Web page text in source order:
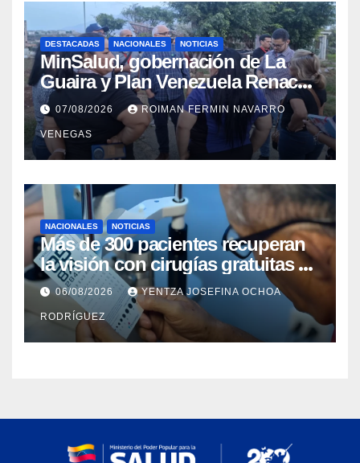
DESTACADAS NACIONALES NOTICIAS
MinSalud, gobernación de La
Guaira y Plan Venezuela Renace
iniciaron la rehabilitación integral
del Centro Psicofamiliar El Niño y
el Mar
07/08/2026 ROIMAN FERMIN NAVARRO
VENEGAS
NACIONALES NOTICIAS
Más de 300 pacientes recuperan
la visión con cirugías gratuitas de
cataratas en Zulia
06/08/2026 YENTZA JOSEFINA OCHOA
RODRÍGUEZ